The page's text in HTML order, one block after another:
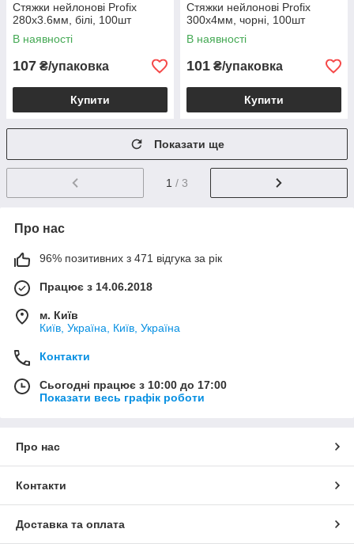
Стяжки нейлонові Profix
280х3.6мм, білі, 100шт
В наявності
107 ₴/упаковка
Купити
Стяжки нейлонові Profix
300х4мм, чорні, 100шт
В наявності
101 ₴/упаковка
Купити
Показати ще
1 / 3
Про нас
96% позитивних з 471 відгука за рік
Працює з 14.06.2018
м. Київ
Київ, Україна, Київ, Україна
Контакти
Сьогодні працює з 10:00 до 17:00
Показати весь графік роботи
Про нас
Контакти
Доставка та оплата